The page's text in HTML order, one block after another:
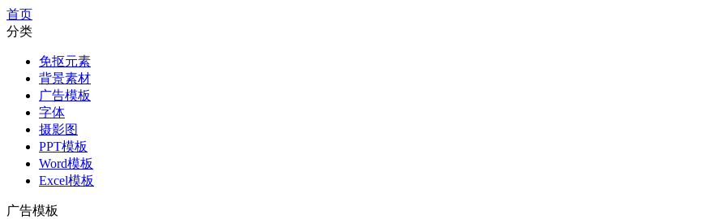
首页
分类
免抠元素
背景素材
广告模板
字体
摄影图
PPT模板
Word模板
Excel模板
广告模板